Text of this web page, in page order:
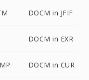
DOCM in JFIF
DOCM in EXR
DOCM in CUR